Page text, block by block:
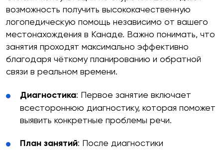
возможность получить высококачественную
логопедическую помощь независимо от вашего
местонахождения в Канаде. Важно понимать, что
занятия проходят максимально эффективно
благодаря чёткому планированию и обратной
связи в реальном времени.
Диагностика: Первое занятие включает
всестороннюю диагностику, которая поможет
выявить конкретные проблемы речи.
План занятий: После диагностики